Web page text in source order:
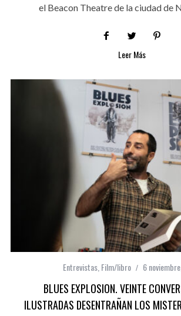
el Beacon Theatre de la ciudad de
Leer Más
Entrevistas Film/libro 6
BLUES EXPLOSION. VEINTE
ILUSTRADAS DESENTRAÑAN LOS